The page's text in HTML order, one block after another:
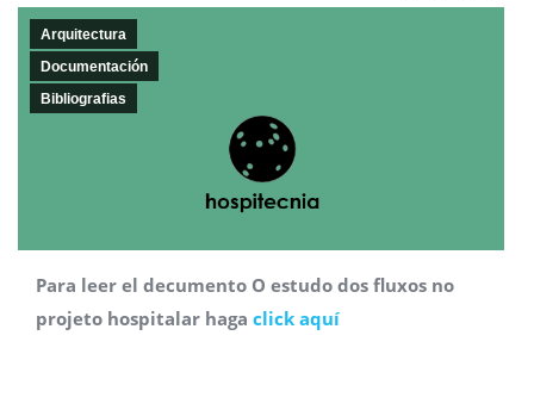
Arquitectura
Documentación
Bibliografias
Para leer el decumento O estudo dos fluxos no
projeto hospitalar haga click aquí